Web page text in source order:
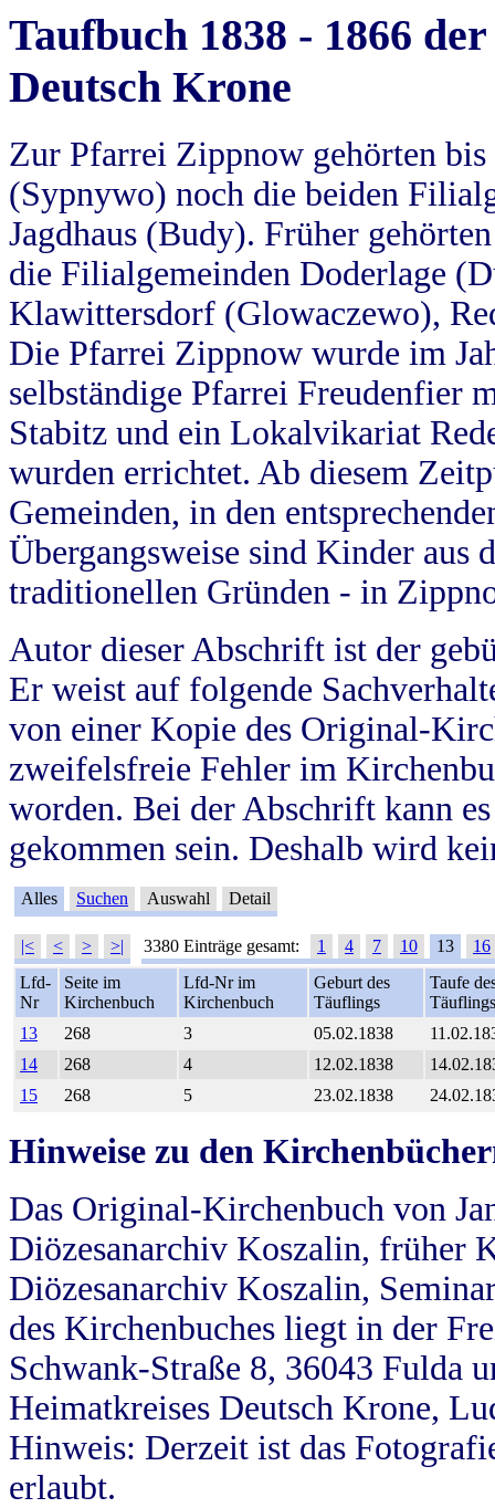
Taufbuch 1838 - 1866
Deutsch Krone
Zur Pfarrei Zippnow gehörten
(Sypnywo) noch die beiden
Jagdhaus (Budy). Früher
die Filialgemeinden Doderlage
Klawittersdorf (Glowaczewo),
Die Pfarrei Zippnow wurde im
selbständige Pfarrei Freudenfier
Stabitz und ein Lokalvikariat
wurden errichtet. Ab diesem
Gemeinden, in den
Übergangsweise sind Kinder aus
traditionellen Gründen - in
Autor dieser Abschrift ist der
Er weist auf folgende
von einer Kopie des Original-
zweifelsfreie Fehler im
worden. Bei der Abschrift kann
gekommen sein. Deshalb wird
Alles Suchen Auswahl Detail
|< < > >| 3380 Einträge gesamt: 1 4 7 10 13
16
Lfd-
Nr
Seite im
Kirchenbuch
Lfd-Nr im
Kirchenbuch
Geburt des
Täuflings
Taufe
Täuflings
13
268 3 05.02.1838
14
268 4 12.02.1838
15
268 5 23.02.1838
Hinweise zu den
Das Original-Kirchenbuch von
Diözesanarchiv Koszalin, früher
Diözesanarchiv Koszalin,
des Kirchenbuches liegt in der
Schwank-Straße 8, 36043 Fulda
Heimatkreises Deutsch Krone,
Hinweis: Derzeit ist das
erlaubt.